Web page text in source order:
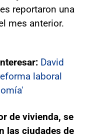
reportaron una
mes anterior.
David
laboral
de vivienda, se
las ciudades de